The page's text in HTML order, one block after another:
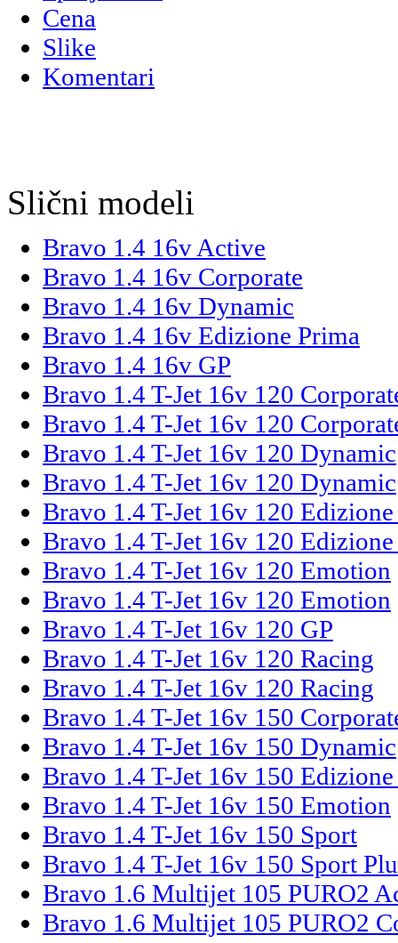
Cena
Slike
Komentari
Slični modeli
Bravo 1.4 16v Active
Bravo 1.4 16v Corporate
Bravo 1.4 16v Dynamic
Bravo 1.4 16v Edizione Prima
Bravo 1.4 16v GP
Bravo 1.4 T-Jet 16v 120
Bravo 1.4 T-Jet 16v 120
Bravo 1.4 T-Jet 16v 120 Dynamic
Bravo 1.4 T-Jet 16v 120 Dynamic
Bravo 1.4 T-Jet 16v 120
Bravo 1.4 T-Jet 16v 120
Bravo 1.4 T-Jet 16v 120 Emotion
Bravo 1.4 T-Jet 16v 120 Emotion
Bravo 1.4 T-Jet 16v 120 GP
Bravo 1.4 T-Jet 16v 120 Racing
Bravo 1.4 T-Jet 16v 120 Racing
Bravo 1.4 T-Jet 16v 150
Bravo 1.4 T-Jet 16v 150 Dynamic
Bravo 1.4 T-Jet 16v 150
Bravo 1.4 T-Jet 16v 150 Emotion
Bravo 1.4 T-Jet 16v 150 Sport
Bravo 1.4 T-Jet 16v 150 Sport
Bravo 1.6 Multijet 105 PURO2
Bravo 1.6 Multijet 105 PURO2